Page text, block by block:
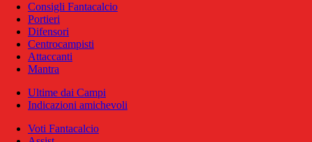
Consigli Fantacalcio
Portieri
Difensori
Centrocampisti
Attaccanti
Mantra
Ultime dai Campi
Indicazioni amichevoli
Voti Fantacalcio